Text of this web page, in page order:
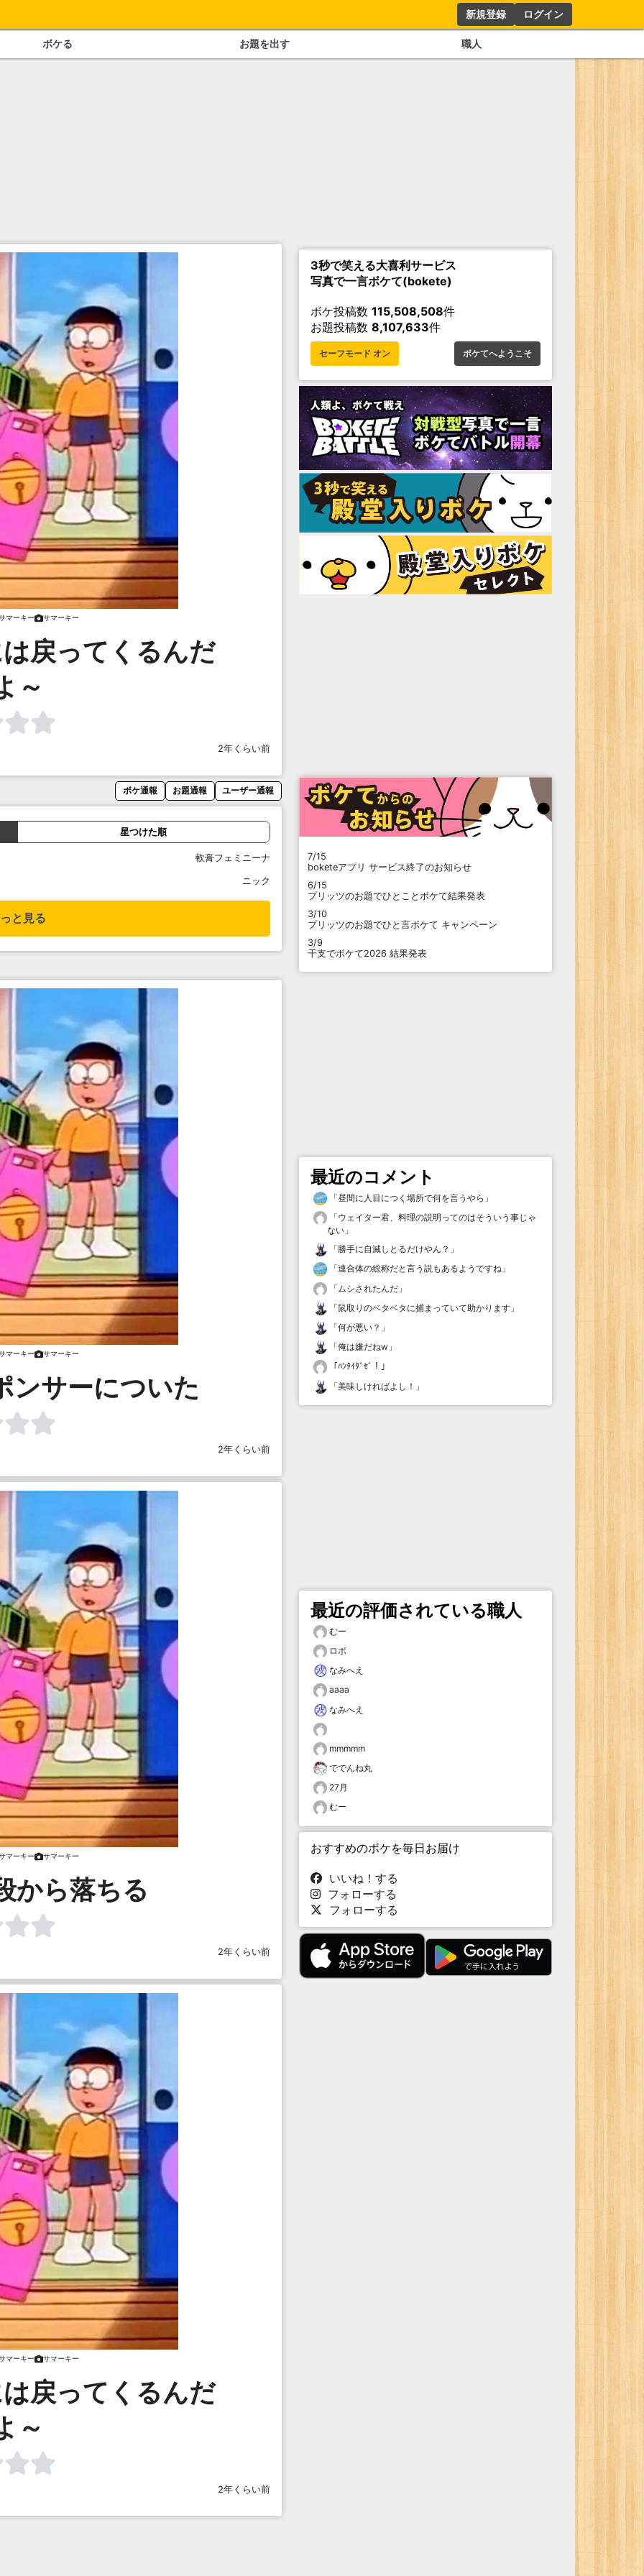
新規登録 ログイン
ボケる お題を出す 職人
マーキー サマーキー
戻ってくるんだ
～
2年くらい前
ボケ通報 お題通報 ユーザー通報
星つけた順
軟膏フェミニーナ
ニック
と見る
マーキー サマーキー
ンサーについた
2年くらい前
マーキー サマーキー
から落ちる
2年くらい前
マーキー サマーキー
戻ってくるんだ
～
2年くらい前
3秒で笑える大喜利サービス
写真で一言ボケて(bokete)
ボケ投稿数 115,508,508件
お題投稿数 8,107,633件
セーフモード オン ボケてへようこそ
7/15
boketeアプリ サービス終了のお知らせ
6/15
プリッツのお題でひとことボケて結果発表
3/10
プリッツのお題でひと言ボケて キャンペーン
3/9
干支でボケて2026 結果発表
最近のコメント
「昼間に人目につく場所で何を言うやら 」
「ウェイター君、料理の説明ってのはそういう事じゃ
ない 」
「勝手に自滅しとるだけやん？ 」
「連合体の総称だと言う説もあるようですね 」
「 ムシされたんだ 」
「鼠取りのベタベタに捕まっていて助かります 」
「何が悪い？ 」
「俺は嫌だねw 」
「ﾊﾝﾀｲﾀﾞｾﾞ！ 」
「美味しければよし！ 」
最近の評価されている職人
むー
ロボ
なみへえ
aaaa
なみへえ
mmmmm
ででんね丸
27月
むー
おすすめのボケを毎日お届け
いいね！する
フォローする
フォローする